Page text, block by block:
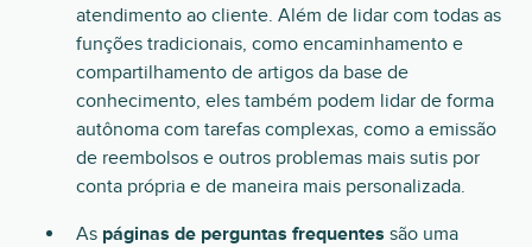
atendimento ao cliente. Além de lidar com todas as
funções tradicionais, como encaminhamento e
compartilhamento de artigos da base de
conhecimento, eles também podem lidar de forma
autônoma com tarefas complexas, como a emissão
de reembolsos e outros problemas mais sutis por
conta própria e de maneira mais personalizada.
As páginas de perguntas frequentes são uma